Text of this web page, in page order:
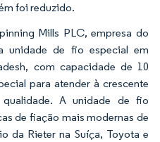
foi reduzido.
Mills PLC, empresa do
unidade de fio especial em
com capacidade de 10
para atender à crescente
A unidade de fio
de fiação mais modernas de
da Rieter na Suíça, Toyota e